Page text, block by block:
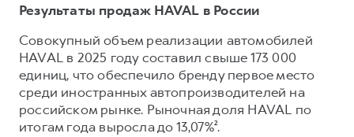
АКСЕССУАРЫ HAVAL
Автомобильные аксессуары
Коллекция PRO
Коллекция Базовая
Коллекция Детская
Коллекция PRO
Коллекция Базовая
Коллекция Детская
Результаты продаж HAVAL в России
Совокупный объем реализации автомобилей
HAVAL в 2025 году составил свыше 173 000
единиц, что обеспечило бренду первое место
среди иностранных автопроизводителей на
российском рынке. Рыночная доля HAVAL по
итогам года выросла до 13,07%².